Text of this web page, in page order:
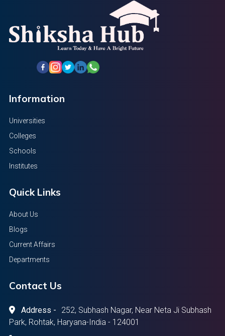
Information
Universities
Colleges
Schools
Institutes
Quick Links
About Us
Blogs
Current Affairs
Departments
Contact Us
Address -
252, Subhash Nagar, Near Neta Ji Subhash
Park, Rohtak, Haryana-India - 124001